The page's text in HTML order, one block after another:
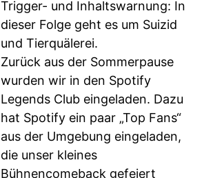
Trigger- und Inhaltswarnung: In
dieser Folge geht es um Suizid
und Tierquälerei.
Zurück aus der Sommerpause
wurden wir in den Spotify
Legends Club eingeladen. Dazu
hat Spotify ein paar „Top Fans“
aus der Umgebung eingeladen,
die unser kleines
Bühnencomeback gefeiert